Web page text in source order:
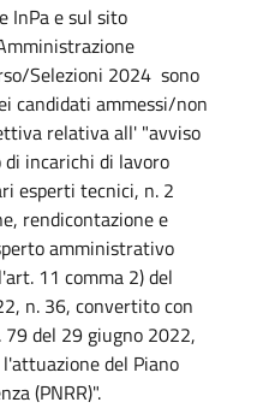
InPa e sul sito
Selezioni 2024 sono
candidati ammessi/non
relativa all' "avviso
incarichi di lavoro
esperti tecnici, n. 2
rendicontazione e
amministrativo
11 comma 2) del
n. 36, convertito con
79 del 29 giugno 2022,
del Piano
(PNRR)".